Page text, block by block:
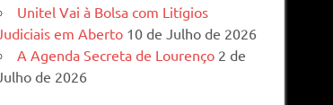
Unitel Vai à Bolsa com Litígios
Judiciais em Aberto 10 de Julho de 2026
A Agenda Secreta de Lourenço 2 de
Julho de 2026